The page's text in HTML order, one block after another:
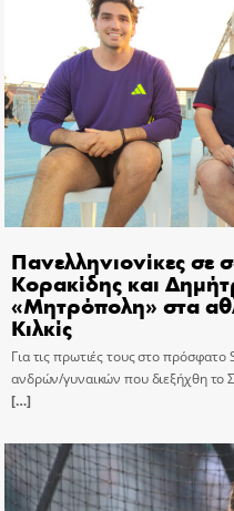
Πανελληνιονίκες σε
Κορακίδης και
«Μητρόπολη» στα
Κιλκίς
Για τις πρωτιές τους στο
ανδρών/γυναικών που διεξήχθη το
[…]